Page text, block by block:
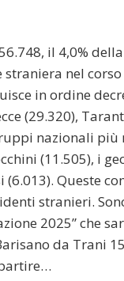
il 4,0%
nel corso
in ordine
(29.320),
nazionali più
(11.505), i
(6.013). Queste
stranieri.
2025” che
da Trani